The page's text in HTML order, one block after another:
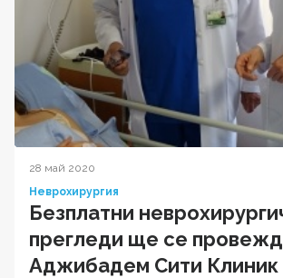
28 май 2020
Неврохирургия
Безплатни
прегледи ще се
Аджибадем Сити Клиник